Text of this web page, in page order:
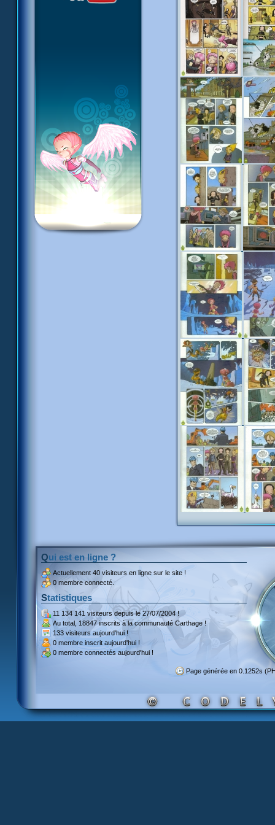
Qui est en ligne ?
Actuellement 40 visiteurs en ligne sur le site !
0 membre connecté.
Statistiques
11 134 141 visiteursdepuis le 27/07/2004 !
Au total, 18847 inscritsà la communauté Carthage !
133 visiteurs aujourd'hui !
0 membre inscrit aujourd'hui !
0 membre connectés aujourd'hui !
Page générée en 0.1252s